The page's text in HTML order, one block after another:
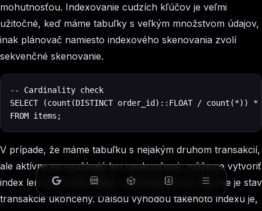
mohutnosťou. Indexovanie cudzích kľúčov je veľmi
užitočné, keď máme tabuľky s veľkým množstvom údajov,
inak plánovač namiesto indexového skenovania zvolí
sekvenčné skenovanie.
‍-- Cardinality check
SELECT (count(DISTINCT order_id)::FLOAT / count(*))
FROM items;
V prípade, že máme tabuľku s nejakým druhom transakcií,
ale aktívne sa využívajú len neukončené, môžeme vytvoriť
index len pre určité riadky, napríklad pre tie, kde nie je stav
transakcie ukončený. Ďalšou výhodou takéhoto indexu je,